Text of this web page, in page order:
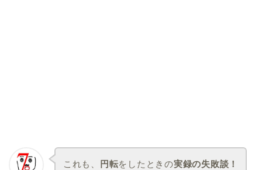
これも、 円転をしたときの実録の失敗談！